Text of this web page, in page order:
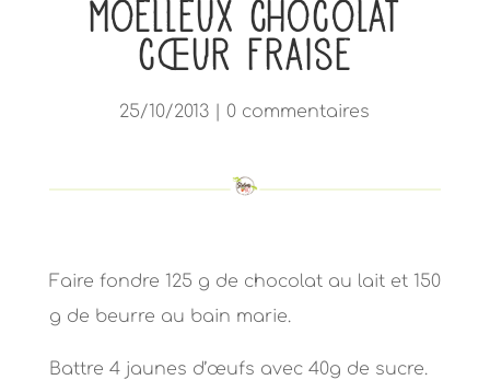
Moelleux chocolat
cœur fraise
25/10/2013 |0 commentaires
Faire fondre 125 g de chocolat au lait et 150
g de beurre au bain marie.
Battre 4 jaunes d’œufs avec 40g de sucre.